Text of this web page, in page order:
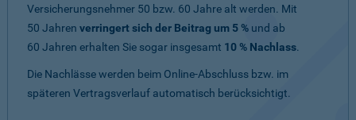
Versicherungsnehmer 50 bzw. 60 Jahre alt werden. Mit
50 Jahren verringert sich der Beitrag um 5 % und ab
60 Jahren erhalten Sie sogar insgesamt 10 % Nachlass.
Die Nachlässe werden beim Online-Abschluss bzw. im
späteren Vertragsverlauf automatisch berücksichtigt.